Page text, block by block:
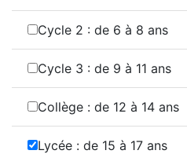
Cycle 2 : de 6 à 8 ans
Cycle 3 : de 9 à 11 ans
Collège : de 12 à 14 ans
Lycée : de 15 à 17 ans